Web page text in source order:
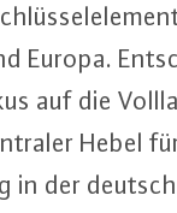
Europa.
auf die
Hebel
in der